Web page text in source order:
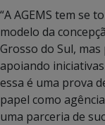
“A AGEMS tem se
modelo da
Grosso do Sul,
apoiando
essa é uma prova
papel como
uma parceria de